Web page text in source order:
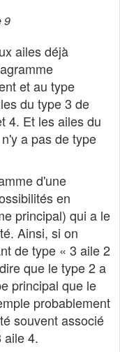
9
ailes déjà
et au type
du type 3 de
4. Et les ailes du
a pas de type
d'une
en
principal) qui a le
Ainsi, si on
de type « 3 aile 2
que le type 2 a
principal que le
probablement
souvent associé
aile 4.